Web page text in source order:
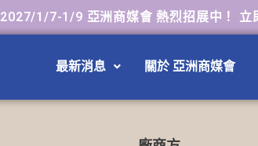
2027/1/7-1/9 亞洲商媒會 熱烈招展中！ 立
最新消息 關於 亞洲商媒會